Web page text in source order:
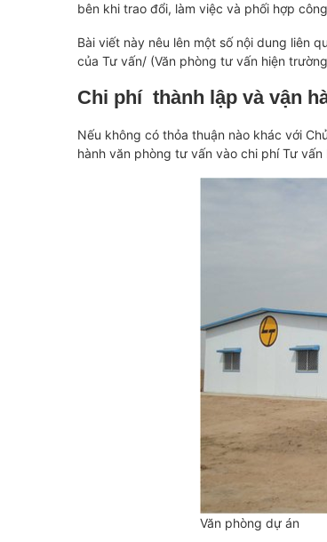
bên khi trao đổi, làm việc và phối hợp
Bài viết này nêu lên một số nội dung liên
của Tư vấn/ (Văn phòng tư vấn hiện
Chi phí thành lập và vận
Nếu không có thỏa thuận nào khác với
hành văn phòng tư vấn vào chi phí Tư
Văn phòng dự án